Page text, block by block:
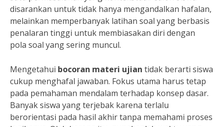
disarankan untuk tidak hanya mengandalkan hafalan,
melainkan memperbanyak latihan soal yang berbasis
penalaran tinggi untuk membiasakan diri dengan
pola soal yang sering muncul.
Mengetahui bocoran materi ujian tidak berarti siswa
cukup menghafal jawaban. Fokus utama harus tetap
pada pemahaman mendalam terhadap konsep dasar.
Banyak siswa yang terjebak karena terlalu
berorientasi pada hasil akhir tanpa memahami proses